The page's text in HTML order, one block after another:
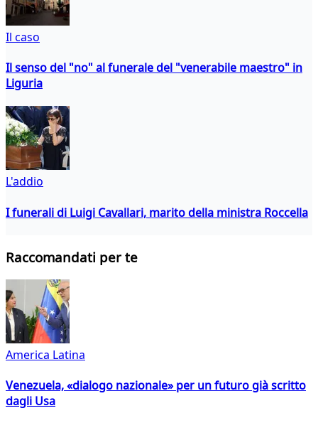
Il caso
Il senso del "no" al funerale del "venerabile maestro" in
Liguria
L'addio
I funerali di Luigi Cavallari, marito della ministra Roccella
Raccomandati per te
America Latina
Venezuela, «dialogo nazionale» per un futuro già scritto
dagli Usa